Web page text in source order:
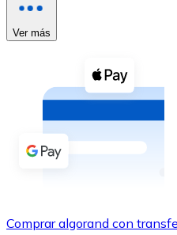
Compra
Comprar con efectivo
Transferencia SEPA
Añade fondos a tu
Comprar con
Utiliza tarjetas Visa y
Ver más
Comprar algorand con